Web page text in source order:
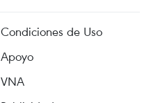
Condiciones de Uso
Apoyo
VNA